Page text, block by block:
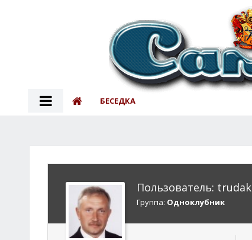
БЕСЕДКА
Пользователь: trudak
Группа: Одноклубник